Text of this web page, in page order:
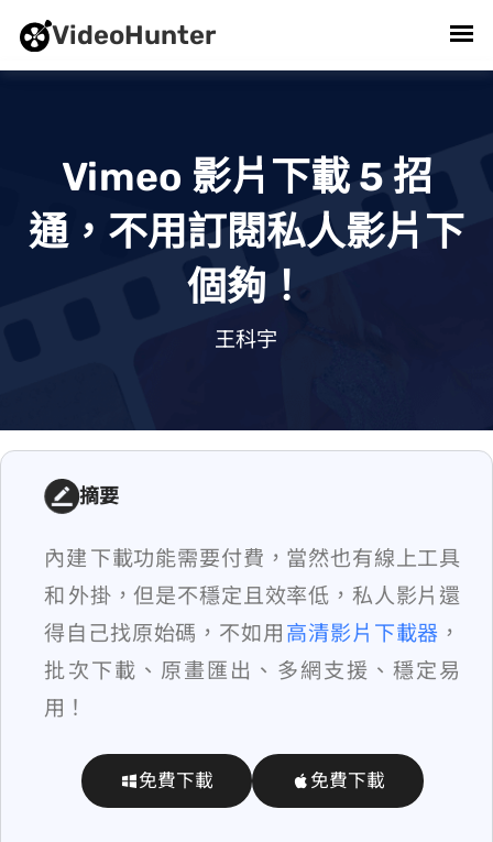
VideoHunter
Vimeo 影片下載 5 招
通，不用訂閱私人影片下
個夠！
2026/07/15 . 王科宇
摘要
內建 Vimeo 下載功能需要付費，當然也有線上工具
和 Chrome 外掛，但是不穩定且效率低，私人影片還
得自己找原始碼，不如用 VideoHunter 高清影片下載器 ，
批次下載、原畫匯出、多網支援、穩定易
用！
免費下載 免費下載